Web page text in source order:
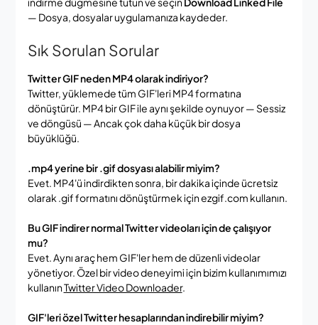
— Dosya, dosyalar uygulamanıza kaydeder.
Sık Sorulan Sorular
Twitter GIF neden MP4 olarak indiriyor?
Twitter, yüklemede tüm GIF'leri MP4 formatına
dönüştürür. MP4 bir GIF ile aynı şekilde oynuyor — Sessiz
ve döngüsü — Ancak çok daha küçük bir dosya
büyüklüğü.
.mp4 yerine bir .gif dosyası alabilir miyim?
Evet. MP4'ü indirdikten sonra, bir dakika içinde ücretsiz
olarak .gif formatını dönüştürmek için ezgif.com kullanın.
Bu GIF indirer normal Twitter videoları için de çalışıyor
mu?
Evet. Aynı araç hem GIF'ler hem de düzenli videolar
yönetiyor. Özel bir video deneyimi için bizim kullanımımızı
kullanınTwitter Video Downloader.
GIF'leri özel Twitter hesaplarından indirebilir miyim?